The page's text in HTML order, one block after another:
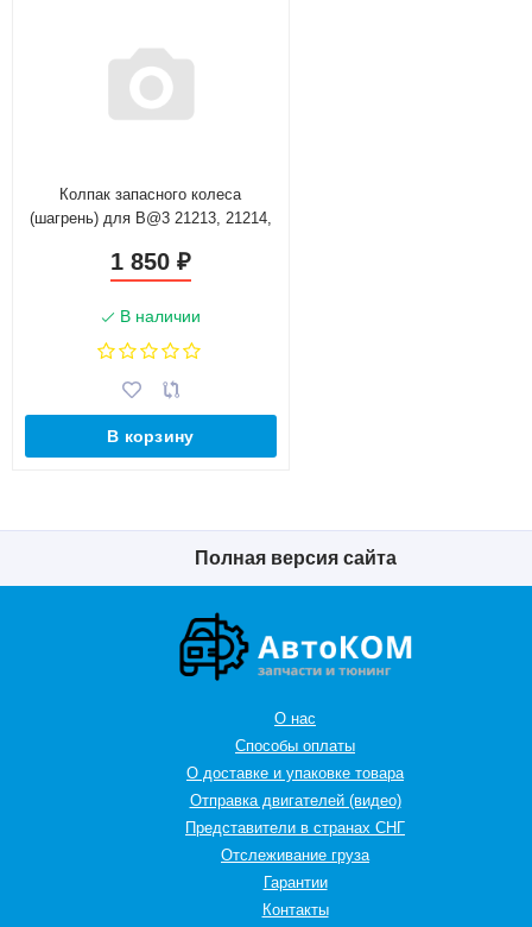
Колпак запасного колеса
(шагрень) для B@3 21213, 21214,
1 850 ₽
В наличии
В корзину
Полная версия сайта
О нас
Способы оплаты
О доставке и упаковке товара
Отправка двигателей (видео)
Представители в странах СНГ
Oтслеживание груза
Гарантии
Контакты